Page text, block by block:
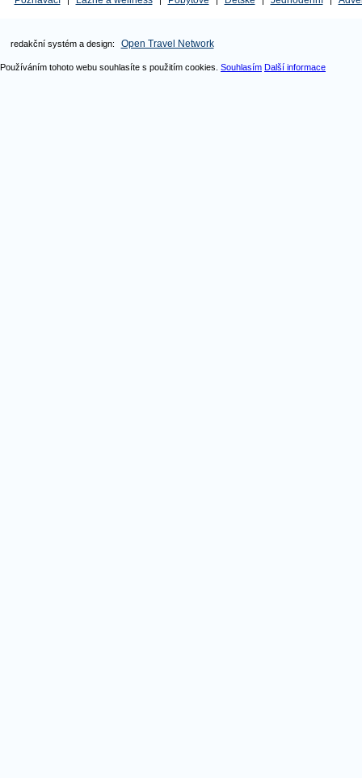
redakční systém a design: Open Travel Network
Používáním tohoto webu souhlasíte s použitím cookies. Souhlasím Další informace